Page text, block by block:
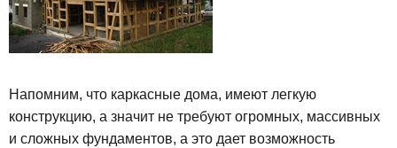
Напомним, что каркасные дома, имеют легкую
конструкцию, а значит не требуют огромных, массивных
и сложных фундаментов, а это дает возможность